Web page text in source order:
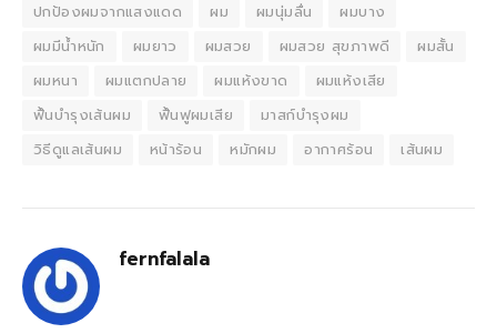
ปกป้องผมจากแสงแดด
ผม ผมนุ่มลื่น
ผมบาง
ผมมีน้ำหนัก
ผมยาว ผมสวย ผมสวย สุขภาพดี
ผมสั้น
ผมหนา
ผมแตกปลาย ผมแห้งขาด
ผมแห้งเสีย
ฟื้นบำรุงเส้นผม
ฟื้นฟูผมเสีย
มาสก์บำรุงผม
วิธีดูแลเส้นผม
หน้าร้อน หมักผม อากาศร้อน เส้นผม
fernfalala